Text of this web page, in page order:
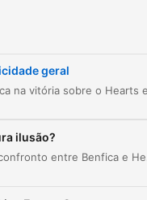
no episódio.
gente, na
geral
ilusão?